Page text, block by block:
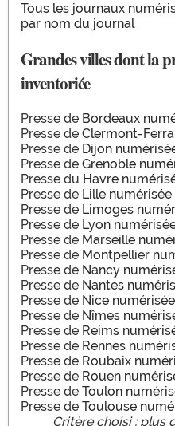
Tous les journaux
par nom du journal
Grandes villes dont la
inventoriée
Presse de Bordeaux
Presse de Clermont-
Presse de Dijon
Presse de Grenoble
Presse du Havre
Presse de Lille numérisée
Presse de Limoges
Presse de Lyon
Presse de Marseille
Presse de Montpellier
Presse de Nancy
Presse de Nantes
Presse de Nice numérisée
Presse de Nîmes
Presse de Reims
Presse de Rennes
Presse de Roubaix
Presse de Rouen
Presse de Toulon
Presse de Toulouse
Critère choisi : plus